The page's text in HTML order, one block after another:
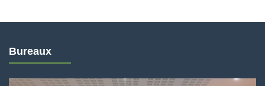
Bureaux